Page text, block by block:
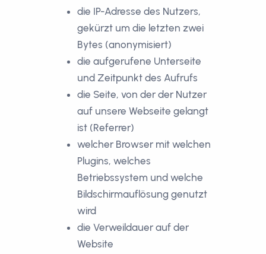
die IP-Adresse des Nutzers,
gekürzt um die letzten zwei
Bytes (anonymisiert)
die aufgerufene Unterseite
und Zeitpunkt des Aufrufs
die Seite, von der der Nutzer
auf unsere Webseite gelangt
ist (Referrer)
welcher Browser mit welchen
Plugins, welches
Betriebssystem und welche
Bildschirmauflösung genutzt
wird
die Verweildauer auf der
Website